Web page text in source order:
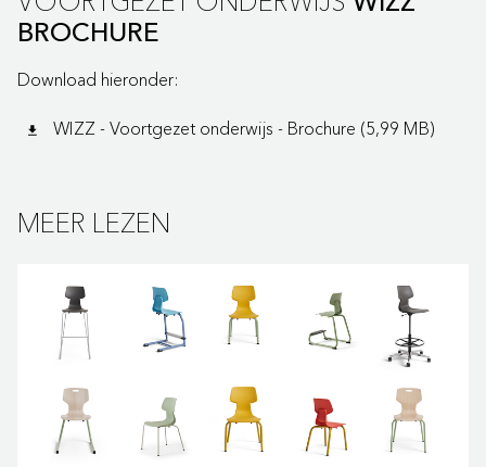
BROCHURE
Download hieronder:
WIZZ - Voortgezet onderwijs - Brochure (5,99 MB)
MEER LEZEN